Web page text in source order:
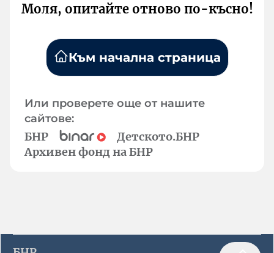
Моля, опитайте отново по-късно!
Към начална страница
Или проверете още от нашите
сайтове:
БНР
Детското.БНР
Архивен фонд на БНР